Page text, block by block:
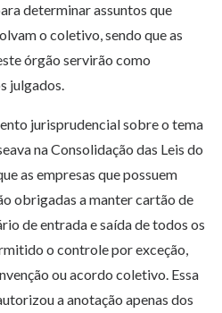
determinar assuntos que
o coletivo, sendo que as
órgão servirão como
julgados.
jurisprudencial sobre o tema
na Consolidação das Leis do
as empresas que possuem
obrigadas a manter cartão de
de entrada e saída de todos os
o controle por exceção,
ou acordo coletivo. Essa
a anotação apenas dos